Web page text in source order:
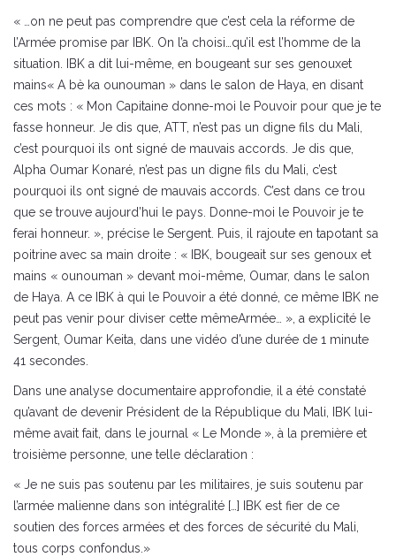
« …on ne peut pas comprendre que c’est cela la réforme de
l’Armée promise par IBK. On l’a choisi…qu’il est l’homme de la
situation. IBK a dit lui-même, en bougeant sur ses genouxet
mains« A bè ka ounouman » dans le salon de Haya, en disant
ces mots : « Mon Capitaine donne-moi le Pouvoir pour que je te
fasse honneur. Je dis que, ATT, n’est pas un digne fils du Mali,
c’est pourquoi ils ont signé de mauvais accords. Je dis que,
Alpha Oumar Konaré, n’est pas un digne fils du Mali, c’est
pourquoi ils ont signé de mauvais accords. C’est dans ce trou
que se trouve aujourd’hui le pays. Donne-moi le Pouvoir je te
ferai honneur. », précise le Sergent. Puis, il rajoute en tapotant sa
poitrine avec sa main droite : « IBK, bougeait sur ses genoux et
mains « ounouman » devant moi-même, Oumar, dans le salon
de Haya. A ce IBK à qui le Pouvoir a été donné, ce même IBK ne
peut pas venir pour diviser cette mêmeArmée… », a explicité le
Sergent, Oumar Keita, dans une vidéo d’une durée de 1 minute
41 secondes.
Dans une analyse documentaire approfondie, il a été constaté
qu’avant de devenir Président de la République du Mali, IBK lui-
même avait fait, dans le journal « Le Monde », à la première et
troisième personne, une telle déclaration :
« Je ne suis pas soutenu par les militaires, je suis soutenu par
l’armée malienne dans son intégralité […] IBK est fier de ce
soutien des forces armées et des forces de sécurité du Mali,
tous corps confondus.»